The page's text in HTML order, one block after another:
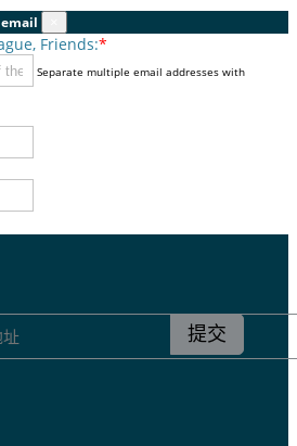
Friends:*
Separate multiple email addresses with
提交